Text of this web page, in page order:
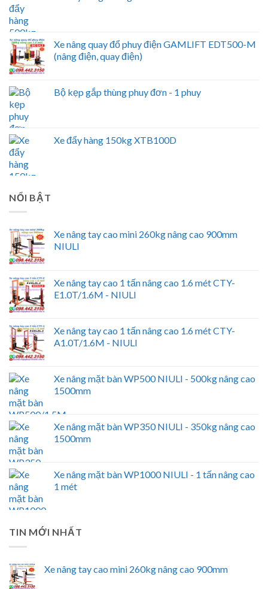
Xe nâng quay đổ phuy điện GAMLIFT EDT500-M
(nâng điện, quay điện)
Bộ kẹp gắp thùng phuy đơn - 1 phuy
Xe đẩy hàng 150kg XTB100D
NỔI BẬT
Xe nâng tay cao mini 260kg nâng cao 900mm
NIULI
Xe nâng tay cao 1 tấn nâng cao 1.6 mét CTY-
E1.0T/1.6M - NIULI
Xe nâng tay cao 1 tấn nâng cao 1.6 mét CTY-
A1.0T/1.6M - NIULI
Xe nâng mặt bàn WP500 NIULI - 500kg nâng cao
1500mm
Xe nâng mặt bàn WP350 NIULI - 350kg nâng cao
1500mm
Xe nâng mặt bàn WP1000 NIULI - 1 tấn nâng cao
1 mét
TIN MỚI NHẤT
Xe nâng tay cao mini 260kg nâng cao 900mm